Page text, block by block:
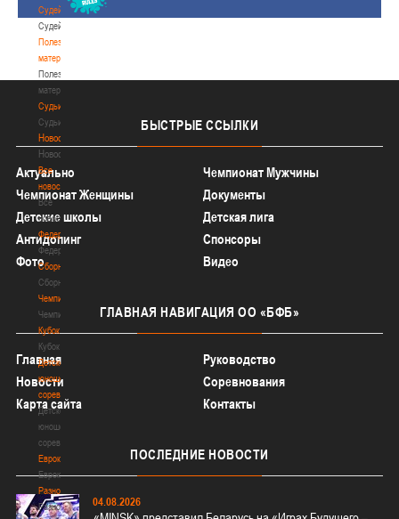
Судейство
Судейство
Полезные
материалы
Полезные
материалы
Судьи
Судьи
Новости
Новости
Все
новости
Все
новости
Федерация
Федерация
Сборные
Сборные
Чемпионат
Чемпионат
Кубок
Кубок
Детско-
юношеские
соревнования
Детско-
юношеские
соревнования
Еврокубки
Еврокубки
Разное
Разное
БЫСТРЫЕ ССЫЛКИ
Актуально
Чемпионат Мужчины
Чемпионат Женщины
Документы
Детские школы
Детская лига
Антидопинг
Спонсоры
Фото
Видео
ГЛАВНАЯ НАВИГАЦИЯ ОО «БФБ»
Главная
Руководство
Новости
Соревнования
Карта сайта
Контакты
ПОСЛЕДНИЕ НОВОСТИ
04.08.2026